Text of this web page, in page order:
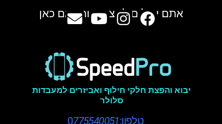
אתם יכולים למצוא אותנו גם כאן
יבוא והפצת חלקי חילוף ואביזרים למעבדות
סלולר
טלפון:0775540051